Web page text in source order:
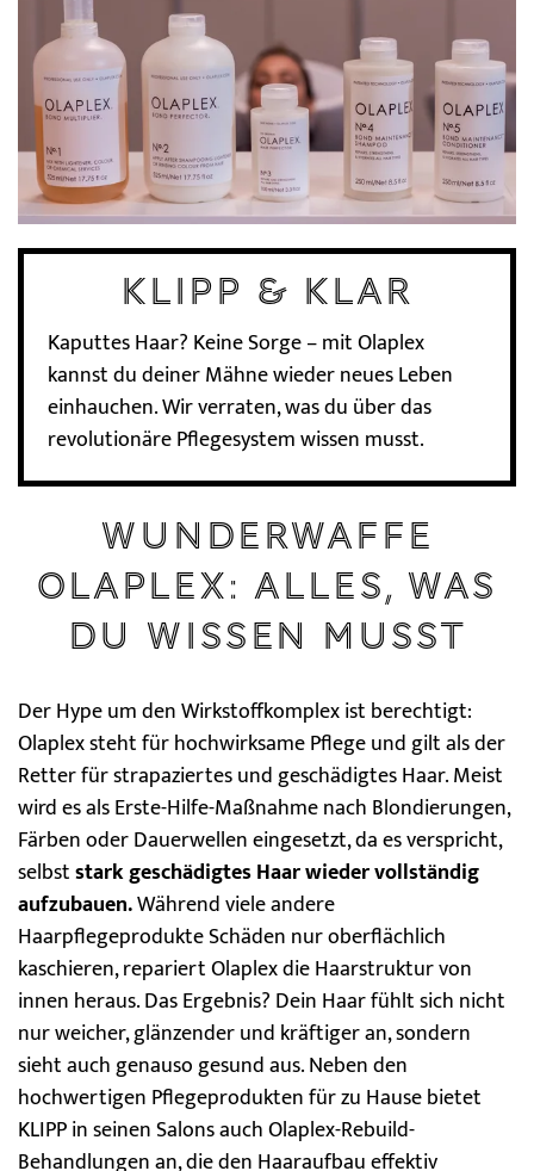
Haarverlängerung
Dauerhafte Glättung
Haarprobleme
KLIPP & klar
Kaputtes Haar? Keine Sorge – mit Olaplex
kannst du deiner Mähne wieder neues Leben
einhauchen. Wir verraten, was du über das
revolutionäre Pflegesystem wissen musst.
Wunderwaffe
Olaplex: Alles, was
du wissen musst
Der Hype um den Wirkstoffkomplex ist berechtigt:
Olaplex steht für hochwirksame Pflege und gilt als der
Retter für strapaziertes und geschädigtes Haar. Meist
wird es als Erste-Hilfe-Maßnahme nach Blondierungen,
Färben oder Dauerwellen eingesetzt, da es verspricht,
selbststark geschädigtes Haar wieder vollständig
aufzubauen.Während viele andere
Haarpflegeprodukte Schäden nur oberflächlich
kaschieren, repariert Olaplex die Haarstruktur von
innen heraus. Das Ergebnis? Dein Haar fühlt sich nicht
nur weicher, glänzender und kräftiger an, sondern
sieht auch genauso gesund aus. Neben den
hochwertigen Pflegeprodukten für zu Hause bietet
KLIPP in seinen Salons auch Olaplex-Rebuild-
Behandlungen an, die den Haaraufbau effektiv